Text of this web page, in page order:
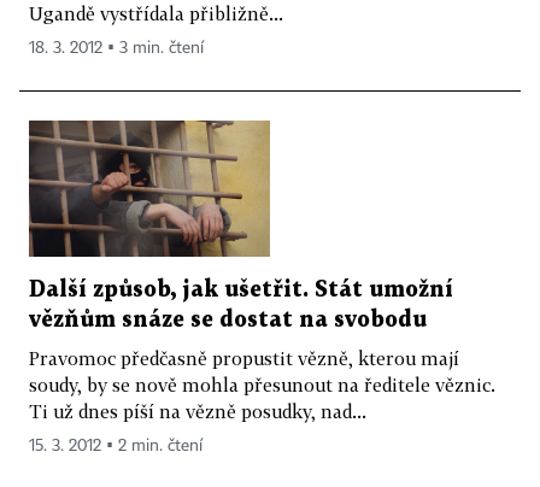
Ugandě vystřídala přibližně...
18. 3. 2012 ▪ 3 min. čtení
Další způsob, jak ušetřit. Stát umožní
vězňům snáze se dostat na svobodu
Pravomoc předčasně propustit vězně, kterou mají
soudy, by se nově mohla přesunout na ředitele věznic.
Ti už dnes píší na vězně posudky, nad...
15. 3. 2012 ▪ 2 min. čtení